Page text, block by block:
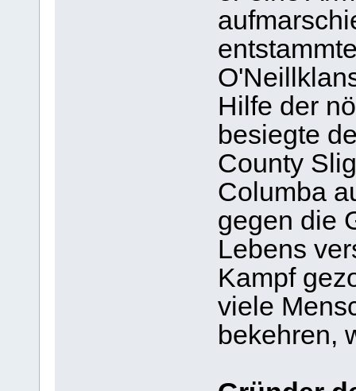
Hilfe der
besiegte
County
Columba
gegen die
Lebens
Kampf
viele
bekehren,